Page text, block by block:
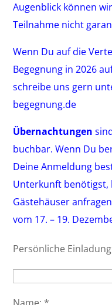
Augenblick können
Teilnahme nicht
Wenn Du auf die
Begegnung in 2026
schreibe uns gern
begegnung.de
Übernachtungen
buchbar. Wenn Du
Deine Anmeldung
Unterkunft benötigst,
Gästehäuser
vom 17. – 19.
Persönliche